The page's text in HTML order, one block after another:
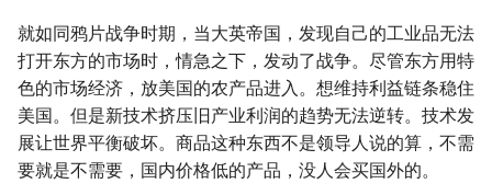
就如同鸦片战争时期，当大英帝国，发现自己的工业品无法
打开东方的市场时，情急之下，发动了战争。尽管东方用特
色的市场经济，放美国的农产品进入。想维持利益链条稳住
美国。但是新技术挤压旧产业利润的趋势无法逆转。技术发
展让世界平衡破坏。商品这种东西不是领导人说的算，不需
要就是不需要，国内价格低的产品，没人会买国外的。